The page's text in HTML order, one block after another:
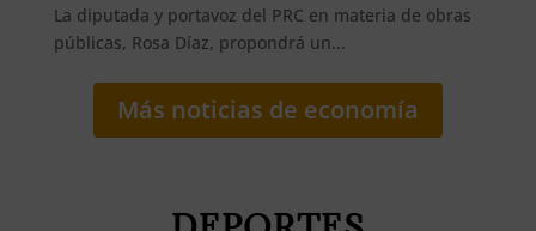
La diputada y portavoz del PRC en materia de obras
públicas, Rosa Díaz, propondrá un...
Más noticias de economía